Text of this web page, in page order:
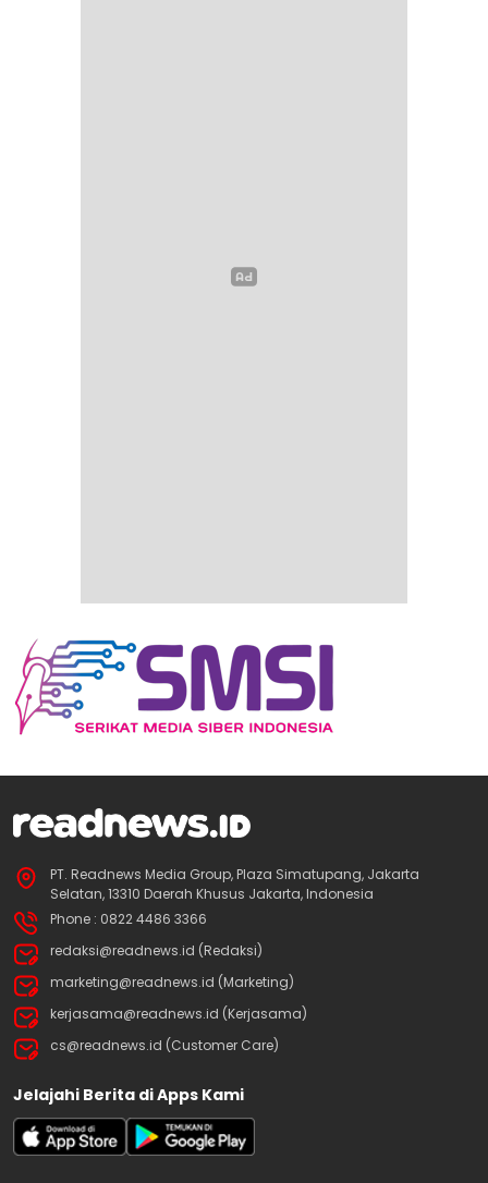
PT. Readnews Media Group, Plaza Simatupang, Jakarta
Selatan, 13310 Daerah Khusus Jakarta, Indonesia
Phone : 0822 4486 3366
redaksi@readnews.id (Redaksi)
marketing@readnews.id (Marketing)
kerjasama@readnews.id (Kerjasama)
cs@readnews.id (Customer Care)
Jelajahi Berita di Apps Kami